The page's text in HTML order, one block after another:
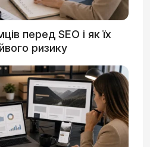
перед SEO і як їх
ризику